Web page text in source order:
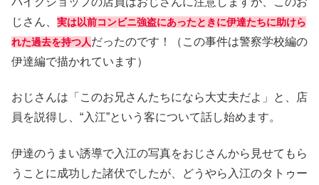
じさん、 実は以前コンビニ強盗にあったときに伊達たちに助けら
れた過去を持つ人だったのです！（この事件は警察学校編の
伊達編で描かれています）
おじさんは「このお兄さんたちになら大丈夫だよ」と、店
員を説得し、“入江”という客について話し始めます。
伊達のうまい誘導で入江の写真をおじさんから見せてもら
うことに成功した諸伏でしたが、どうやら入江のタトゥー